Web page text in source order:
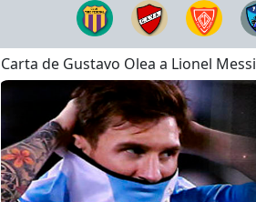
Carta de Gustavo Olea a Lionel Messi